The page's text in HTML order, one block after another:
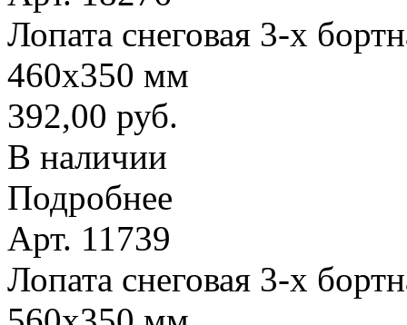
Лопата снеговая 3-х
460х350 мм
392,00 руб.
В наличии
Подробнее
Арт. 11739
Лопата снеговая 3-х